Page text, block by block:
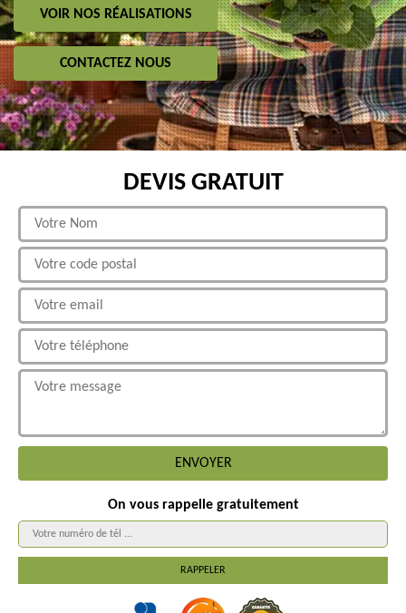
VOIR NOS RÉALISATIONS
CONTACTEZ NOUS
DEVIS GRATUIT
On vous rappelle gratuitement